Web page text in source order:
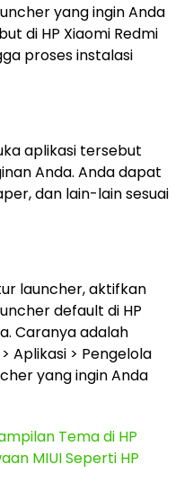
yang ingin Anda
di HP Xiaomi Redmi
proses instalasi
aplikasi tersebut
Anda. Anda dapat
dan lain-lain sesuai
launcher, aktifkan
default di HP
Caranya adalah
Aplikasi > Pengelola
yang ingin Anda
Tema di HP
MIUI Seperti HP